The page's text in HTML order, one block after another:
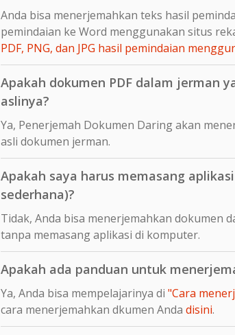
Anda bisa menerjemahkan teks hasil
pemindaian ke Word menggunakan situs
PDF, PNG, dan JPG hasil pemindaian
Apakah dokumen PDF dalam jerman
aslinya?
Ya, Penerjemah Dokumen Daring akan
asli dokumen jerman.
Apakah saya harus memasang
sederhana)?
Tidak, Anda bisa menerjemahkan dokumen
tanpa memasang aplikasi di komputer.
Apakah ada panduan untuk
Ya, Anda bisa mempelajarinya di "Cara
cara menerjemahkan dkumen Anda disini.